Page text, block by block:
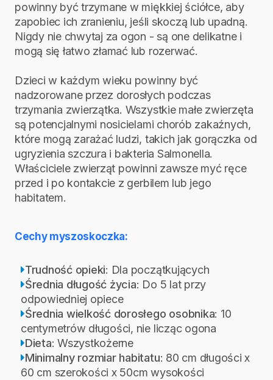
powinny być trzymane w miękkiej ściółce, aby
zapobiec ich zranieniu, jeśli skoczą lub upadną.
Nigdy nie chwytaj za ogon - są one delikatne i
mogą się łatwo złamać lub rozerwać.
Dzieci w każdym wieku powinny być
nadzorowane przez dorosłych podczas
trzymania zwierzątka. Wszystkie małe zwierzęta
są potencjalnymi nosicielami chorób zakaźnych,
które mogą zarażać ludzi, takich jak gorączka od
ugryzienia szczura i bakteria Salmonella.
Właściciele zwierząt powinni zawsze myć ręce
przed i po kontakcie z gerbilem lub jego
habitatem.
Cechy myszoskoczka:
Trudność opieki: Dla początkujących
Średnia długość życia: Do 5 lat przy
odpowiedniej opiece
Średnia wielkość dorosłego osobnika: 10
centymetrów długości, nie licząc ogona
Dieta: Wszystkożerne
Minimalny rozmiar habitatu: 80 cm długości x
60 cm szerokości x 50cm wysokości